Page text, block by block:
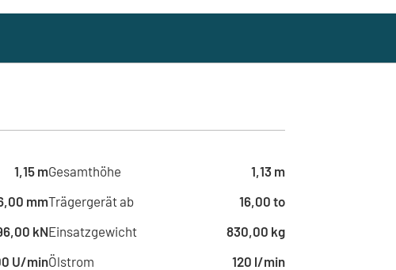
1,15 m
mm
kN
U/min
Gesamthöhe
1,13 m
Trägergerät ab
16,00 to
Einsatzgewicht
830,00 kg
Ölstrom
120 l/min